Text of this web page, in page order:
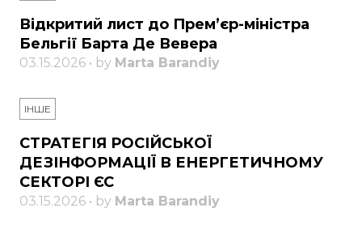
Відкритий лист до Прем’єр-міністра
Бельгії Барта Де Вевера
03.15.2026 • by Marta Barandiy
ІНШЕ
СТРАТЕГІЯ РОСІЙСЬКОЇ
ДЕЗІНФОРМАЦІЇ В ЕНЕРГЕТИЧНОМУ
СЕКТОРІ ЄС
03.15.2026 • by Marta Barandiy